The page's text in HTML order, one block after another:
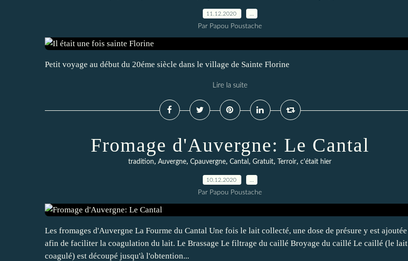
11.12.2020
Par Papou Poustache
Petit voyage au début du 20éme siècle dans le village de Sainte Florine
Lire la suite
Fromage d'Auvergne: Le Cantal
tradition, Auvergne, Cpauvergne, Cantal , Gratuit, Terroir, c'était hier
10.12.2020
Par Papou Poustache
Les fromages d'Auvergne La Fourme du Cantal Une fois le lait collecté, une dose de présure y est ajoutée
afin de faciliter la coagulation du lait. Le Brassage Le filtrage du caillé Broyage du caillé Le caillé (le lait
coagulé) est découpé jusqu'à l'obtention...